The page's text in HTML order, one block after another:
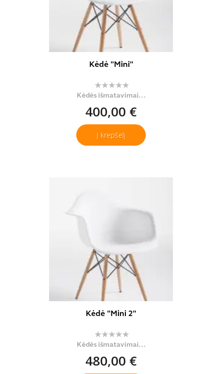
Kėdė "Mini"
Kėdės išmatavimai...
400,00 €
Į krepšelį
Kėdė "Mini 2"
Kėdės išmatavimai...
480,00 €